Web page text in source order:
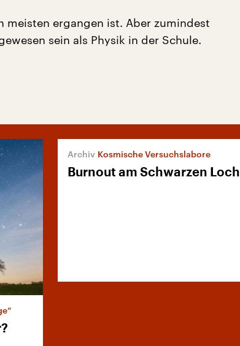
meisten ergangen ist. Aber zumindest
sein als Physik in der Schule.
Kosmische Versuchslabore
Burnout am Schwarzen Loch